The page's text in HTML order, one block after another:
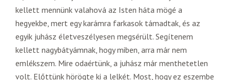
kellett mennünk valahová az Isten háta mögé a
hegyekbe, mert egy karámra farkasok támadtak, és az
egyik juhász életveszélyesen megsérült. Segítenem
kellett nagybátyámnak, hogy miben, arra már nem
emlékszem. Mire odaértünk, a juhász már menthetetlen
volt. Előttünk hörögte ki a lelkét. Most, hogy ez eszembe